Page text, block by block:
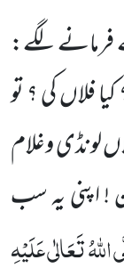
فرمانے لگے:
فلاں کی ؟ تو
لونڈی وغلام
! اپنی یہ سب
تَعَالٰی عَلَیْہِ